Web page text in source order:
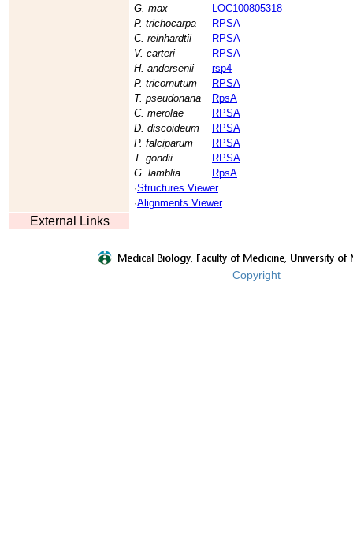
G. max
LOC100805318
P. trichocarpa
RPSA
C. reinhardtii
RPSA
V. carteri
RPSA
H. andersenii
rsp4
P. tricornutum
RPSA
T. pseudonana
RpsA
C. merolae
RPSA
D. discoideum
RPSA
P. falciparum
RPSA
T. gondii
RPSA
G. lamblia
RpsA
·Structures Viewer
·Alignments Viewer
External Links
Copyright